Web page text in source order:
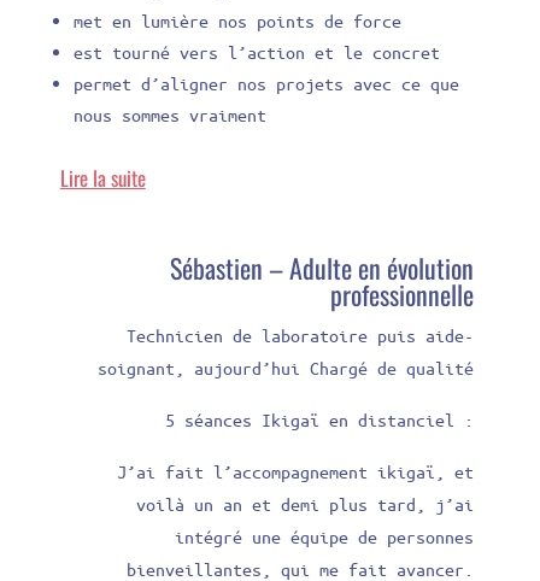
met en lumière nos points de force
est tourné vers l’action et le concret
permet d’aligner nos projets avec ce que
nous sommes vraiment
Lire la suite
Sébastien – Adulte en évolution
professionnelle
Technicien de laboratoire puis aide-
soignant, aujourd’hui Chargé de qualité
5 séances Ikigaï en distanciel :
J’ai fait l’accompagnement ikigaï, et
voilà un an et demi plus tard, j’ai
intégré une équipe de personnes
bienveillantes, qui me fait avancer.